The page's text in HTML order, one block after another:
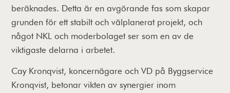
beräknades. Detta är en avgörande fas som skapar
grunden för ett stabilt och välplanerat projekt, och
något NKL och moderbolaget ser som en av de
viktigaste delarna i arbetet.
Cay Kronqvist, koncernägare och VD på Byggservice
Kronqvist, betonar vikten av synergier inom